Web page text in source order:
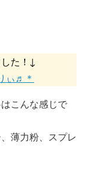
た！↓
ぃ♬＊
こんな感じで
薄力粉、スプレ